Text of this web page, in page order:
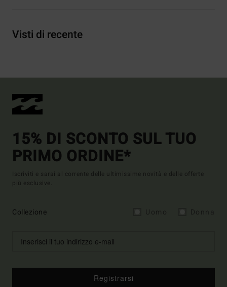
Visti di recente
15% DI SCONTO SUL TUO
PRIMO ORDINE*
Iscriviti e sarai al corrente delle ultimissime novità e delle offerte
più esclusive.
Collezione
Registrarsi